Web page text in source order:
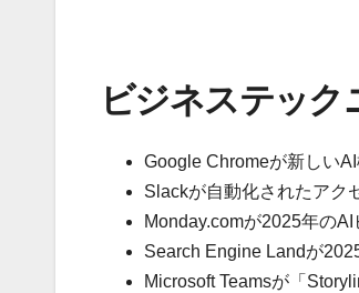
ビジネステッ
Google Chromeが新しい
Slackが自動化されたアク
Monday.comが2025年の
Search Engine Landが
Microsoft Teamsが「